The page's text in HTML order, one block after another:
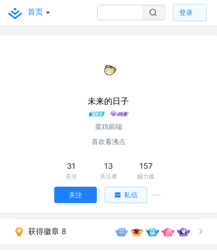
首页 登录
未来的日子
菜鸡前端
喜欢看沸点
31
关注
13
关注者
157
掘力值
关注 私信
获得徽章 8